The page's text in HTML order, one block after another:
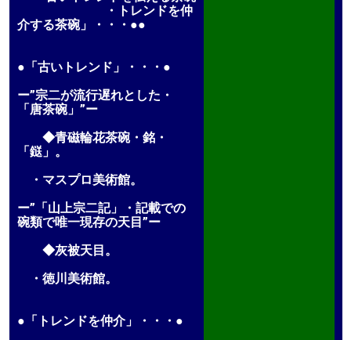
・トレンドを仲
介する茶碗」・・・●●
●「古いトレンド」・・・●
ー”宗二が流行遅れとした・
「唐茶碗」”ー
◆青磁輪花茶碗・銘・
「鎹」。
・マスプロ美術館。
ー”「山上宗二記」・記載での
碗類で唯一現存の天目”ー
◆灰被天目。
・徳川美術館。
●「トレンドを仲介」・・・●